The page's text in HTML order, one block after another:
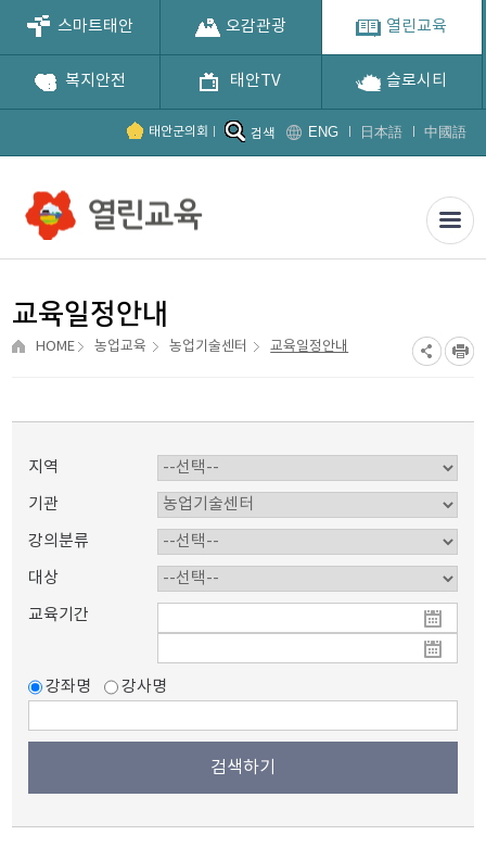
스마트태안 오감관광 열린교육
복지안전 태안TV 슬로시티
태안군의회 검색 ENG 日本語 中國語
교육일정안내
HOME 농업교육 농업기술센터 교육일정안내
지역
기관
강의분류
대상
교육기간
강좌명 강사명